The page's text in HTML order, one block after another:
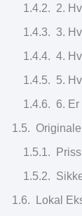
2.
3.
4.
5.
6.
Lokal